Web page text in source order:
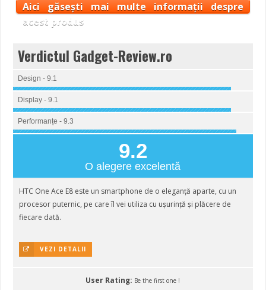
Aici găsești mai multe informații despre
acest produs
Verdictul Gadget-Review.ro
Design - 9.1
Display - 9.1
Performanțe - 9.3
9.2
O alegere excelentă
HTC One Ace E8 este un smartphone de o eleganță aparte, cu un
procesor puternic, pe care îl vei utiliza cu ușurință și plăcere de
fiecare dată.
VEZI DETALII
User Rating: Be the first one !